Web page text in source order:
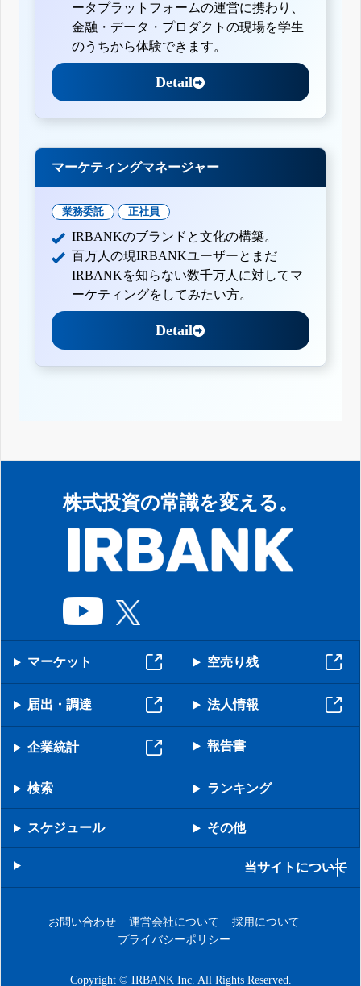
ータプラットフォームの運営に携わり、
金融・データ・プロダクトの現場を学生
のうちから体験できます。
Detail
マーケティングマネージャー
業務委託 正社員
IRBANKのブランドと文化の構築。
百万人の現IRBANKユーザーとまだ
IRBANKを知らない数千万人に対してマ
ーケティングをしてみたい方。
Detail
株式投資の常識を変える。
マーケット 空売り残
届出・調達 法人情報
企業統計 報告書
検索 ランキング
スケジュール その他
当サイトについて
お問い合わせ 運営会社について
採用について
プライバシーポリシー
Copyright © IRBANK Inc. All Rights Reserved.